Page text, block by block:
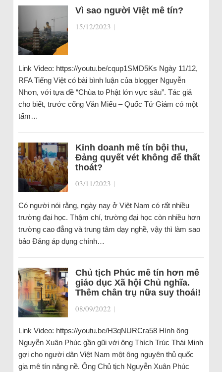
Vì sao người Việt mê tín?
15/12/2023 |
Link Video: https://youtu.be/cqup1SMD5Ks Ngày 11/12,
RFA Tiếng Việt có bài bình luận của blogger Nguyễn
Nhơn, với tựa đề “Chùa to Phật lớn vực sâu”. Tác giả
cho biết, trước cổng Văn Miếu – Quốc Tử Giám có một
tấm…
Kinh doanh mê tín bội thu,
Đảng quyết vét không để thất
thoát?
03/11/2023 |
Có người nói rằng, ngày nay ở Việt Nam có rất nhiều
trường đại học. Thậm chí, trường đại học còn nhiều hơn
trường cao đẳng và trung tâm dạy nghề, vậy thì làm sao
bảo Đảng áp dụng chính…
Chủ tịch Phúc mê tín hơn mê
giáo dục Xã hội Chủ nghĩa.
Thêm chân trụ nữa suy thoái!
08/09/2022 |
Link Video: https://youtu.be/H3qNURCra58 Hình ông
Nguyễn Xuân Phúc gần gũi với ông Thích Trúc Thái Minh
gợi cho người dân Việt Nam một ông nguyên thủ quốc
gia mê tín nặng nề. Ông Chủ tịch Nguyễn Xuân Phúc